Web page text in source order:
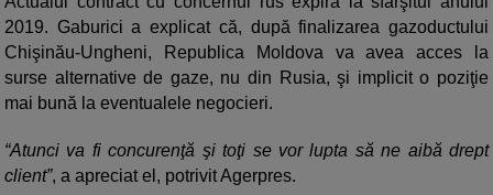
2019. Gaburici a explicat că, după finalizarea gazoductului
Chişinău-Ungheni, Republica Moldova va avea acces la
surse alternative de gaze, nu din Rusia, şi implicit o poziţie
mai bună la eventualele negocieri.
“Atunci va fi concurenţă şi toţi se vor lupta să ne aibă drept
client”, a apreciat el, potrivit Agerpres.